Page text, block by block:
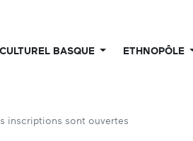
BASQUE ETHNOPÔLE
inscriptions sont ouvertes